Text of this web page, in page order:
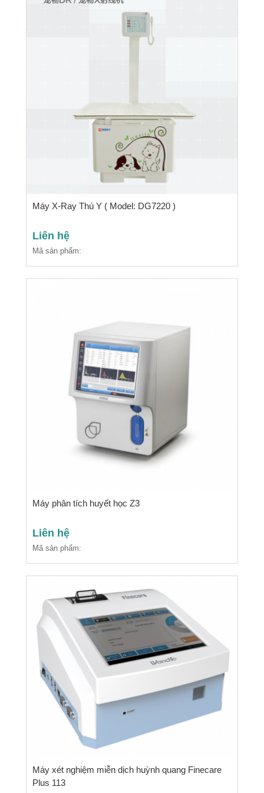
Máy X-Ray Thú Y ( Model: DG7220 )
Liên hệ
Mã sản phẩm:
Máy phân tích huyết học Z3
Liên hệ
Mã sản phẩm:
Máy xét nghiệm miễn dịch huỳnh quang Finecare
Plus 113